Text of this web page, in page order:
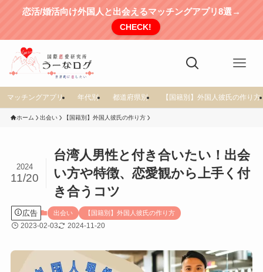
恋活/婚活向け外国人と出会えるマッチングアプリ8選→
CHECK!
マッチングアプリ 年代別 都道府県別 【国籍別】外国人彼氏の作り方
ホーム 出会い 【国籍別】外国人彼氏の作り方
台湾人男性と付き合いたい！出会
い方や特徴、恋愛観から上手く付
き合うコツ
2024
11/20
広告 出会い 【国籍別】外国人彼氏の作り方
2023-02-03 2024-11-20